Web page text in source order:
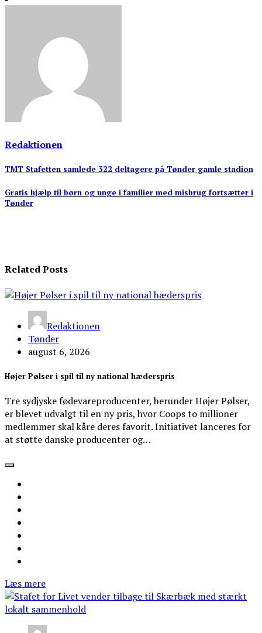
Redaktionen
Indlægsnavigation
TMT Stafetten samlede 322 deltagere på Tønder gamle stadion
Gratis hjælp til børn og unge i familier med misbrug fortsætter i
Tønder
Related Posts
Redaktionen
Tønder
august 6, 2026
Højer Pølser i spil til ny national hæderspris
Tre sydjyske fødevareproducenter, herunder Højer Pølser,
er blevet udvalgt til en ny pris, hvor Coops to millioner
medlemmer skal kåre deres favorit. Initiativet lanceres for
at støtte danske producenter og…
Læs mere